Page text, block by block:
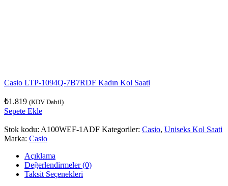
Casio LTP-1094Q-7B7RDF Kadın Kol Saati
₺1.819 (KDV Dahil)
Sepete Ekle
Stok kodu: A100WEF-1ADF Kategoriler: Casio, Uniseks Kol Saati
Marka: Casio
Açıklama
Değerlendirmeler (0)
Taksit Seçenekleri